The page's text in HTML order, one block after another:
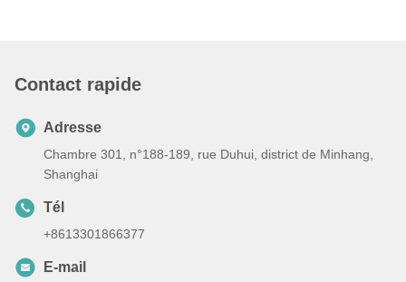
Contact rapide
Adresse
Chambre 301, n°188-189, rue Duhui, district de Minhang,
Shanghai
Tél
+8613301866377
E-mail